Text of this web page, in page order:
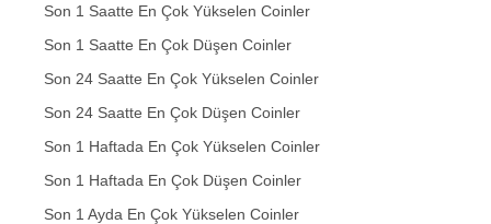
Son 1 Saatte En Çok Yükselen Coinler
Son 1 Saatte En Çok Düşen Coinler
Son 24 Saatte En Çok Yükselen Coinler
Son 24 Saatte En Çok Düşen Coinler
Son 1 Haftada En Çok Yükselen Coinler
Son 1 Haftada En Çok Düşen Coinler
Son 1 Ayda En Çok Yükselen Coinler